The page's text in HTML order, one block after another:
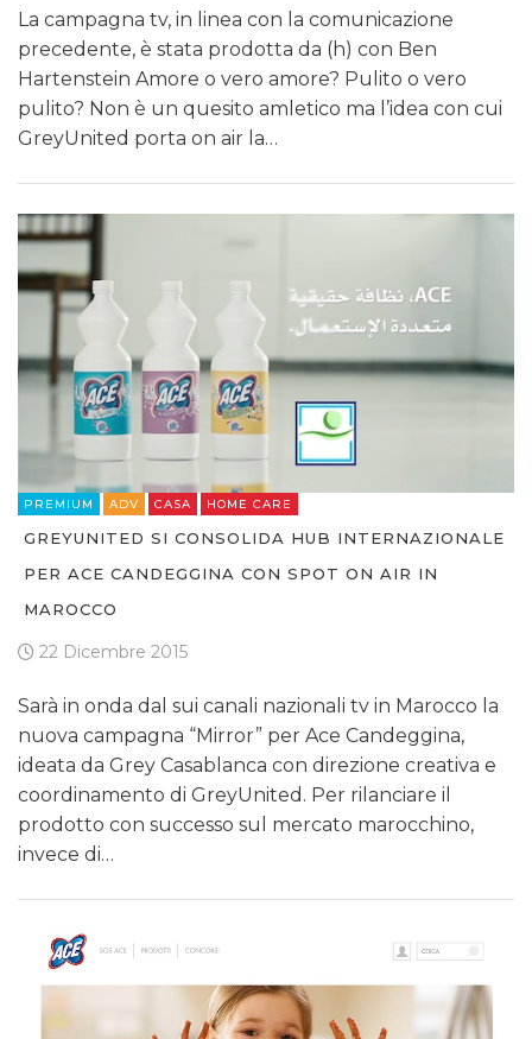
La campagna tv, in linea con la comunicazione
precedente, è stata prodotta da (h) con Ben
Hartenstein Amore o vero amore? Pulito o vero
pulito? Non è un quesito amletico ma l’idea con cui
GreyUnited porta on air la…
PREMIUM ADV CASA HOME CARE
GREYUNITED SI CONSOLIDA HUB INTERNAZIONALE
PER ACE CANDEGGINA CON SPOT ON AIR IN
MAROCCO
22 Dicembre 2015
Sarà in onda dal sui canali nazionali tv in Marocco la
nuova campagna “Mirror” per Ace Candeggina,
ideata da Grey Casablanca con direzione creativa e
coordinamento di GreyUnited. Per rilanciare il
prodotto con successo sul mercato marocchino,
invece di…